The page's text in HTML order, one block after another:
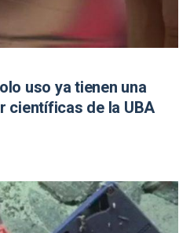
uso ya tienen una
científicas de la UBA